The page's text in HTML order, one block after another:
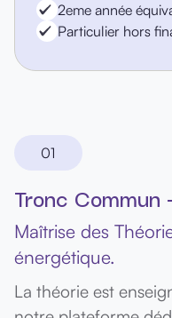
2eme année
Particulier hors
01
Tronc Commun
Maîtrise des
énergétique.
La théorie est